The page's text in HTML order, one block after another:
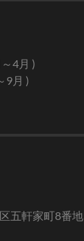
4月 )
9月 )
五軒家町8番地